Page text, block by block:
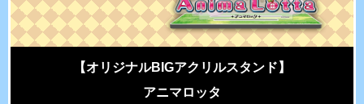
【オリジナルBIGアクリルスタンド】
アニマロッタ